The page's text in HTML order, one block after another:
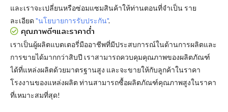
และเราจะเปลี่ยนหรือซ่อมแซมสินค้าให้ท่านตอนที่จำเป็น ราย
ละเอียด "นโยบายการรับประกัน".
คุณภาพดีๆและราคาต่ำ
เราเป็นผู้ผลิตแบตเตอรี่มืออาชีพที่มีประสบการณ์ในด้านการผลิตและ
การขายได้มากกว่าสิบปี เราสามารถควบคุมคุณภาพของผลิตภัณฑ์
ได้ที่แหล่งผลิตด้วยมาตรฐานสูง และจะขายให้กับลูกค้าในราคา
โรงงานของแหล่งผลิต ท่านสามารถซื้อผลิตภัณฑ์คุณภาพสูงในราคา
ที่เหมาะสมที่สุด!